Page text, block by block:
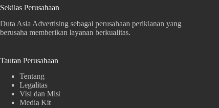
Sekilas Perusahaan
Duta Asia Advertising sebagai perusahaan periklanan yang
berusaha memberikan layanan berkualitas.
Tautan Perusahaan
Tentang
Legalitas
Visi dan Misi
Media Kit